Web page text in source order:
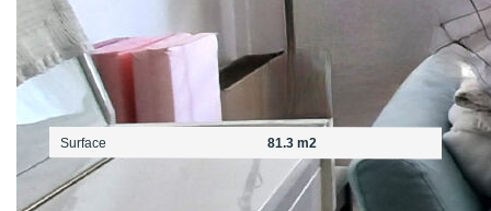
Surfaces
Surface 81.3 m2